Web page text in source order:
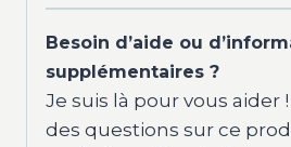
Besoin d’aide ou
supplémentaires ?
Je suis là pour vous aider !
des questions sur ce